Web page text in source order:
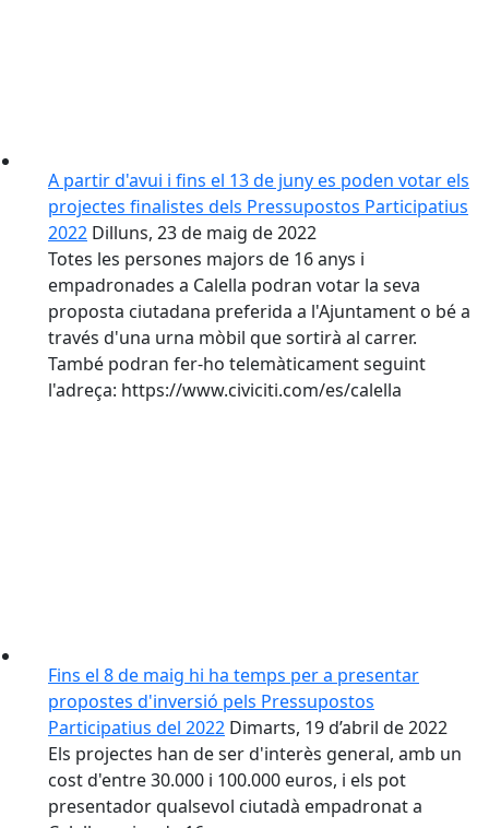
A partir d'avui i fins el 13 de juny es poden votar els
projectes finalistes dels Pressupostos Participatius
2022 Dilluns, 23 de maig de 2022
Totes les persones majors de 16 anys i
empadronades a Calella podran votar la seva
proposta ciutadana preferida a l'Ajuntament o bé a
través d'una urna mòbil que sortirà al carrer.
També podran fer-ho telemàticament seguint
l'adreça: https://www.civiciti.com/es/calella
Fins el 8 de maig hi ha temps per a presentar
propostes d'inversió pels Pressupostos
Participatius del 2022 Dimarts, 19 d’abril de 2022
Els projectes han de ser d'interès general, amb un
cost d'entre 30.000 i 100.000 euros, i els pot
presentador qualsevol ciutadà empadronat a